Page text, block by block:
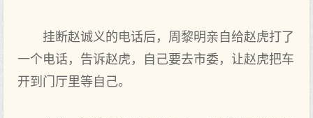
挂断赵诚义的电话后，周黎明亲自给赵虎打了
一个电话，告诉赵虎，自己要去市委，让赵虎把车
开到门厅里等自己。